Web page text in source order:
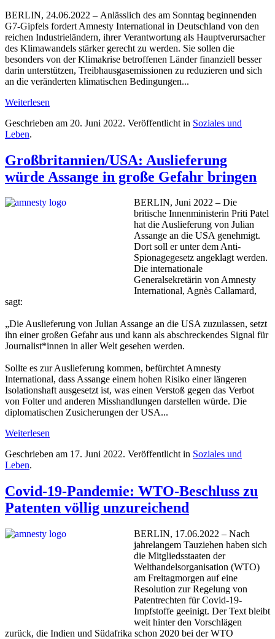
BERLIN, 24.06.2022 – Anlässlich des am Sonntag beginnenden
G7-Gipfels fordert Amnesty International in Deutschland von den
reichen Industrieländern, ihrer Verantwortung als Hauptverursacher
des Klimawandels stärker gerecht zu werden. Sie sollen die
besonders von der Klimakrise betroffenen Länder finanziell besser
darin unterstützen, Treibhausgasemissionen zu reduzieren und sich
an die veränderten klimatischen Bedingungen...
Weiterlesen
Geschrieben am 20. Juni 2022. Veröffentlicht in Soziales und
Leben.
Großbritannien/USA: Auslieferung
würde Assange in große Gefahr bringen
BERLIN, Juni 2022 – Die
britische Innenministerin Priti Patel
hat die Auslieferung von Julian
Assange an die USA genehmigt.
Dort soll er unter dem Anti-
Spionagegesetz angeklagt werden.
Die internationale
Generalsekretärin von Amnesty
International, Agnès Callamard,
sagt:
„Die Auslieferung von Julian Assange an die USA zuzulassen, setzt
ihn einer großen Gefahr aus und kann als abschreckendes Signal für
Journalist*innen in aller Welt gesehen werden.
Sollte es zur Auslieferung kommen, befürchtet Amnesty
International, dass Assange einem hohen Risiko einer längeren
Isolationshaft ausgesetzt ist, was einen Verstoß gegen das Verbot
von Folter und anderen Misshandlungen darstellen würde. Die
diplomatischen Zusicherungen der USA...
Weiterlesen
Geschrieben am 17. Juni 2022. Veröffentlicht in Soziales und
Leben.
Covid-19-Pandemie: WTO-Beschluss zu
Patenten völlig unzureichend
BERLIN, 17.06.2022 – Nach
jahrelangem Tauziehen haben sich
die Mitgliedsstaaten der
Welthandelsorganisation (WTO)
am Freitagmorgen auf eine
Resolution zur Regelung von
Patentrechten für Covid-19-
Impfstoffe geeinigt. Der Text bleibt
weit hinter den Vorschlägen
zurück, die Indien und Südafrika schon 2020 bei der WTO